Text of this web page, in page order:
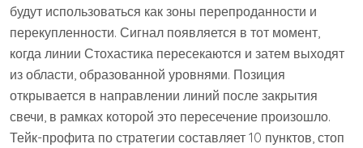
будут использоваться как зоны перепроданности и
перекупленности. Сигнал появляется в тот момент,
когда линии Стохастика пересекаются и затем выходят
из области, образованной уровнями. Позиция
открывается в направлении линий после закрытия
свечи, в рамках которой это пересечение произошло.
Тейк-профита по стратегии составляет 10 пунктов, стоп